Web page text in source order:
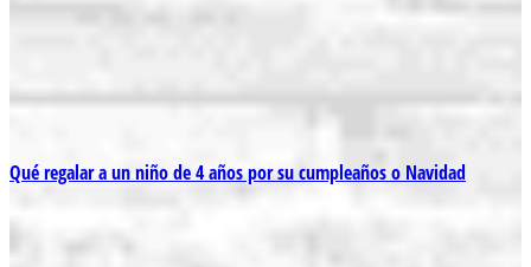
Qué regalar a un niño de 4 años por su cumpleaños o Navidad